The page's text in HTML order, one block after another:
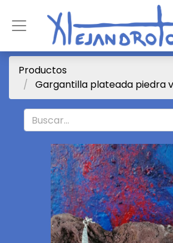
Productos
Gargantilla plateada piedra